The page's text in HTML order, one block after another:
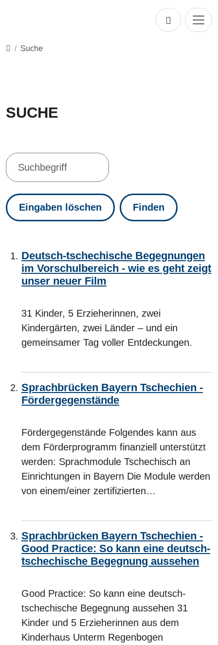
Startseite
Suche
SUCHE
Eingaben löschen
Deutsch-tschechische Begegnungen
im Vorschulbereich - wie es geht zeigt
unser neuer Film
31 Kinder, 5 Erzieherinnen, zwei
Kindergärten, zwei Länder – und ein
gemeinsamer Tag voller Entdeckungen.
Sprachbrücken Bayern Tschechien -
Fördergegenstände
Fördergegenstände Folgendes kann aus
dem Förderprogramm finanziell unterstützt
werden: Sprachmodule Tschechisch an
Einrichtungen in Bayern Die Module werden
von einem/einer zertifizierten…
Sprachbrücken Bayern Tschechien -
Good Practice: So kann eine deutsch-
tschechische Begegnung aussehen
Good Practice: So kann eine deutsch-
tschechische Begegnung aussehen 31
Kinder und 5 Erzieherinnen aus dem
Kinderhaus Unterm Regenbogen